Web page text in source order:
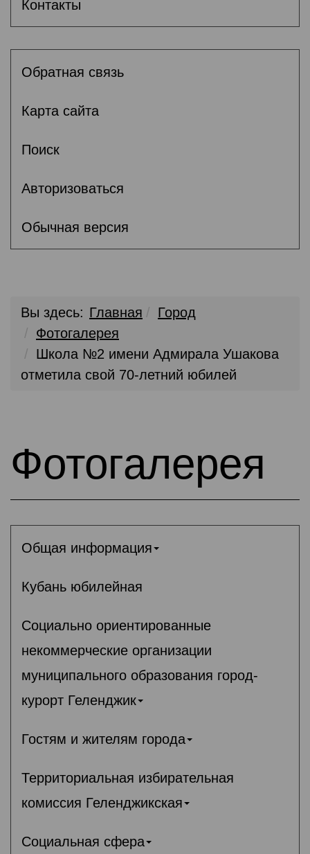
Контакты
Обратная связь
Карта сайта
Поиск
Авторизоваться
Обычная версия
Вы здесь: Главная
Город
Фотогалерея
Школа №2 имени Адмирала Ушакова
отметила свой 70-летний юбилей
Фотогалерея
Общая информация
Кубань юбилейная
Социально ориентированные
некоммерческие организации
муниципального образования город-
курорт Геленджик
Гостям и жителям города
Территориальная избирательная
комиссия Геленджикcкая
Социальная сфера